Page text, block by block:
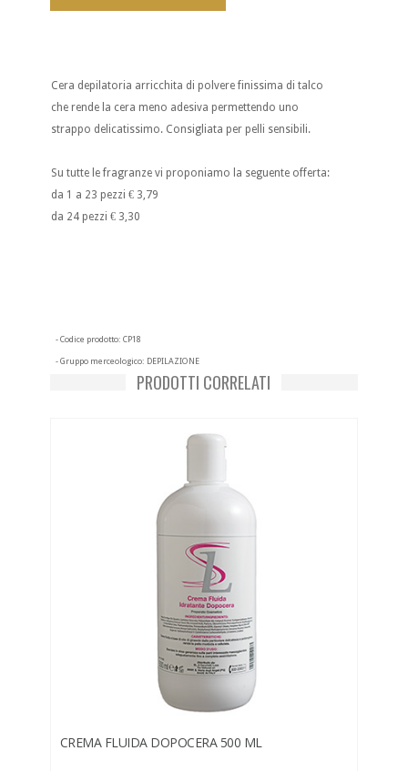
Cera depilatoria arricchita di polvere finissima di talco
che rende la cera meno adesiva permettendo uno
strappo delicatissimo. Consigliata per pelli sensibili.
Su tutte le fragranze vi proponiamo la seguente offerta:
da 1 a 23 pezzi € 3,79
da 24 pezzi € 3,30
- Codice prodotto: CP18
- Gruppo merceologico: DEPILAZIONE
PRODOTTI CORRELATI
CREMA FLUIDA DOPOCERA 500 ML